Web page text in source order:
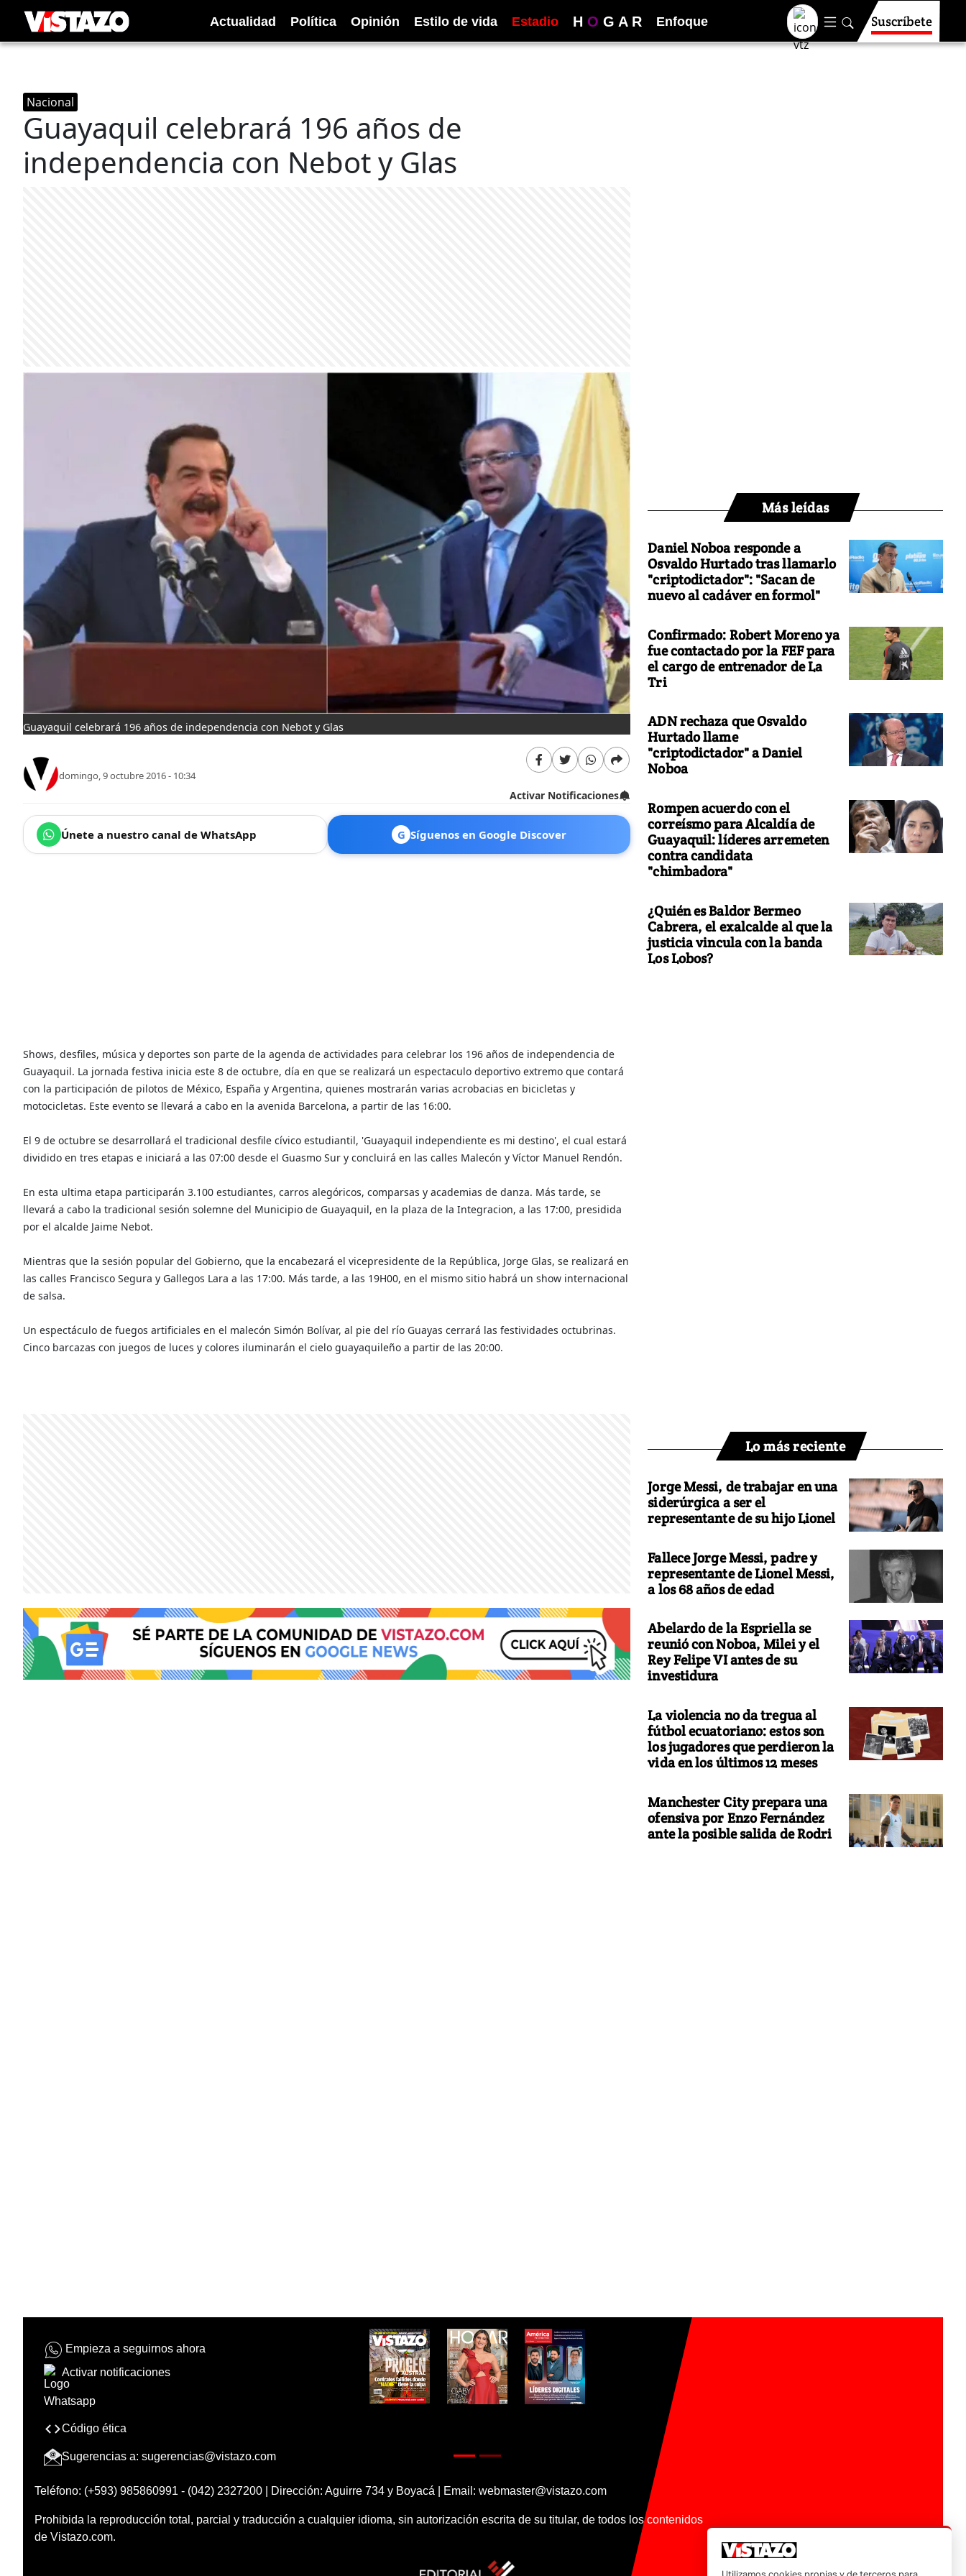
Actualidad Política Opinión Estilo de vida Estadio H O G A R Enfoque Suscríbete
Nacional
Guayaquil celebrará 196 años de
independencia con Nebot y Glas
Guayaquil celebrará 196 años de independencia con Nebot y Glas
domingo, 9 octubre 2016 - 10:34
Activar Notificaciones
Únete a nuestro canal de WhatsApp G Síguenos en Google Discover
Shows, desfiles, música y deportes son parte de la agenda de actividades para celebrar los 196 años de independencia de
Guayaquil. La jornada festiva inicia este 8 de octubre, día en que se realizará un espectaculo deportivo extremo que contará
con la participación de pilotos de México, España y Argentina, quienes mostrarán varias acrobacias en bicicletas y
motocicletas. Este evento se llevará a cabo en la avenida Barcelona, a partir de las 16:00.
El 9 de octubre se desarrollará el tradicional desfile cívico estudiantil, 'Guayaquil independiente es mi destino', el cual estará
dividido en tres etapas e iniciará a las 07:00 desde el Guasmo Sur y concluirá en las calles Malecón y Víctor Manuel Rendón.
En esta ultima etapa participarán 3.100 estudiantes, carros alegóricos, comparsas y academias de danza. Más tarde, se
llevará a cabo la tradicional sesión solemne del Municipio de Guayaquil, en la plaza de la Integracion, a las 17:00, presidida
por el alcalde Jaime Nebot.
Mientras que la sesión popular del Gobierno, que la encabezará el vicepresidente de la República, Jorge Glas, se realizará en
las calles Francisco Segura y Gallegos Lara a las 17:00. Más tarde, a las 19H00, en el mismo sitio habrá un show internacional
de salsa.
Un espectáculo de fuegos artificiales en el malecón Simón Bolívar, al pie del río Guayas cerrará las festividades octubrinas.
Cinco barcazas con juegos de luces y colores iluminarán el cielo guayaquileño a partir de las 20:00.
Más leídas
Daniel Noboa responde a
Osvaldo Hurtado tras llamarlo
"criptodictador": "Sacan de
nuevo al cadáver en formol"
Confirmado: Robert Moreno ya
fue contactado por la FEF para
el cargo de entrenador de La
Tri
ADN rechaza que Osvaldo
Hurtado llame
"criptodictador" a Daniel
Noboa
Rompen acuerdo con el
correísmo para Alcaldía de
Guayaquil: líderes arremeten
contra candidata
"chimbadora"
¿Quién es Baldor Bermeo
Cabrera, el exalcalde al que la
justicia vincula con la banda
Los Lobos?
Lo más reciente
Jorge Messi, de trabajar en una
siderúrgica a ser el
representante de su hijo Lionel
Fallece Jorge Messi, padre y
representante de Lionel Messi,
a los 68 años de edad
Abelardo de la Espriella se
reunió con Noboa, Milei y el
Rey Felipe VI antes de su
investidura
La violencia no da tregua al
fútbol ecuatoriano: estos son
los jugadores que perdieron la
vida en los últimos 12 meses
Manchester City prepara una
ofensiva por Enzo Fernández
ante la posible salida de Rodri
Empieza a seguirnos ahora
Activar notificaciones
Código ética
Sugerencias a: sugerencias@vistazo.com
Teléfono: (+593) 985860991 - (042) 2327200 | Dirección: Aguirre 734 y Boyacá | Email: webmaster@vistazo.com
Prohibida la reproducción total, parcial y traducción a cualquier idioma, sin autorización escrita de su titular, de todos los contenidos
de Vistazo.com.